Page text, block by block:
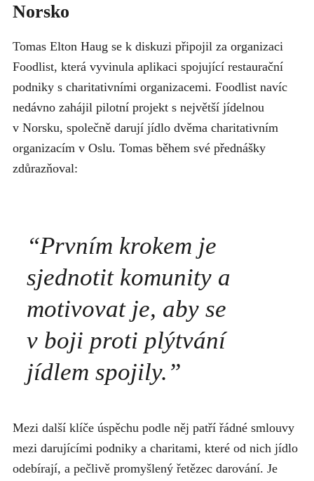
Norsko
Tomas Elton Haug se k diskuzi připojil za organizaci
Foodlist, která vyvinula aplikaci spojující restaurační
podniky s charitativními organizacemi. Foodlist navíc
nedávno zahájil pilotní projekt s největší jídelnou
v Norsku, společně darují jídlo dvěma charitativním
organizacím v Oslu. Tomas během své přednášky
zdůrazňoval:
“Prvním krokem je
sjednotit komunity a
motivovat je, aby se
v boji proti plýtvání
jídlem spojily.”
Mezi další klíče úspěchu podle něj patří řádné smlouvy
mezi darujícími podniky a charitami, které od nich jídlo
odebírají, a pečlivě promyšlený řetězec darování. Je